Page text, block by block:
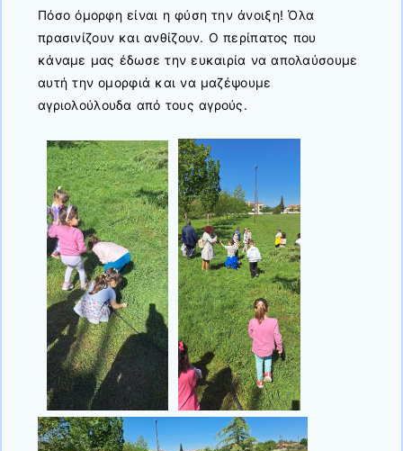
Πόσο όμορφη είναι η φύση την άνοιξη! Όλα
πρασινίζουν και ανθίζουν. Ο περίπατος που
κάναμε μας έδωσε την ευκαιρία να απολαύσουμε
αυτή την ομορφιά και να μαζέψουμε
αγριολούλουδα από τους αγρούς.